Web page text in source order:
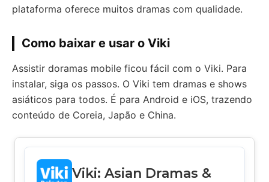
plataforma oferece muitos dramas com qualidade.
Como baixar e usar o Viki
Assistir doramas mobile ficou fácil com o Viki. Para
instalar, siga os passos. O Viki tem dramas e shows
asiáticos para todos. É para Android e iOS, trazendo
conteúdo de Coreia, Japão e China.
Viki: Asian Dramas &